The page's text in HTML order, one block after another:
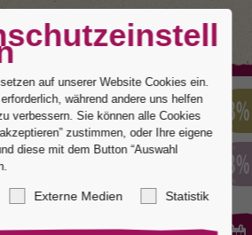
mit Brillant 0,10
if
auf unserer Website Cookies ein.
während andere uns helfen
verbessern. Sie können alle Cookies
zustimmen, oder Ihre eigene
diese mit dem Button “Auswahl
Externe Medien Statistik